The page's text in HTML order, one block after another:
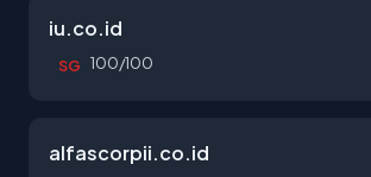
iu.co.id
SG 100/100
alfascorpii.co.id